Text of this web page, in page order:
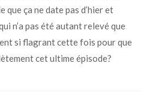
que ça ne date pas d’hier et
n’a pas été autant relevé que
si flagrant cette fois pour que
cet ultime épisode?